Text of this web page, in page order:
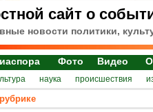
сайт о
новости политики,
Фото Видео
наука происшествия